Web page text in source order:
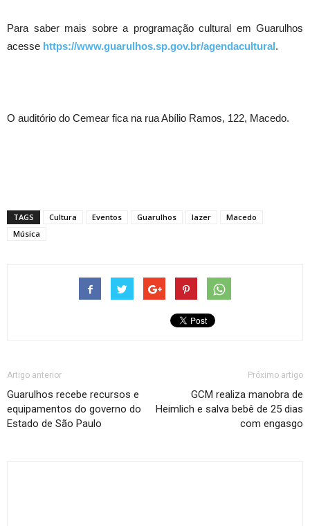
Para saber mais sobre a programação cultural em Guarulhos
acesse https://www.guarulhos.sp.gov.br/agendacultural.
O auditório do Cemear fica na rua Abílio Ramos, 122, Macedo.
TAGS Cultura Eventos Guarulhos lazer
Macedo
Música
Artigo anterior
Guarulhos recebe recursos e
equipamentos do governo do
Estado de São Paulo
Próximo artigo
GCM realiza manobra de
Heimlich e salva bebê de 25 dias
com engasgo